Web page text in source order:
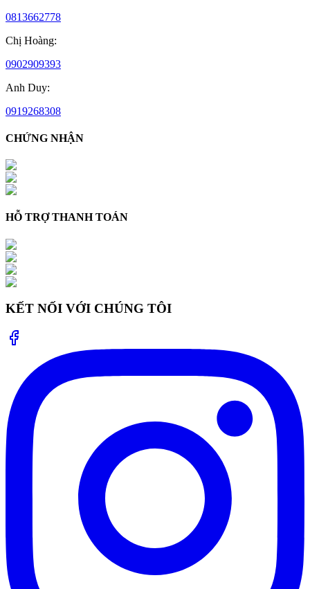
0813662778
Chị Hoàng:
0902909393
Anh Duy:
0919268308
CHỨNG NHẬN
HỖ TRỢ THANH TOÁN
KẾT NỐI VỚI CHÚNG TÔI